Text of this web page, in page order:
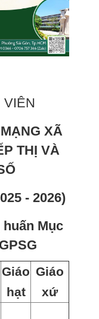
VIÊN
XÃ
THỊ VÀ
- 2026)
Mục
Giáo
hạt
Giáo
xứ